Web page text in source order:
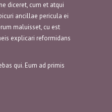
diceret, cum et atqui
ancillae pericula ei
maluisset, cu est
explicari reformidans
qui. Eum ad primis